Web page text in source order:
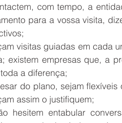
com tempo, a
para a vossa visita,
visitas guiadas em cada
existem empresas que, a
a diferença;
do plano, sejam
assim o justifiquem;
hesitem entabular